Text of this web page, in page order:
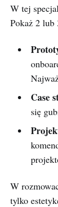
W tej
Pokaż 2 lub
Case
się
W
tylko